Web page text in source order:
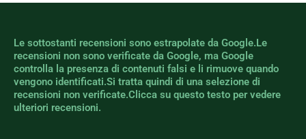
Le sottostanti recensioni sono estrapolate da Google.Le
recensioni non sono verificate da Google, ma Google
controlla la presenza di contenuti falsi e li rimuove quando
vengono identificati.Si tratta quindi di una selezione di
recensioni non verificate.Clicca su questo testo per vedere
ulteriori recensioni.